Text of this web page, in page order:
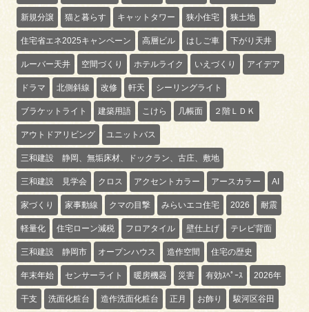
新規分譲 猫と暮らす キャットタワー 狭小住宅 狭土地
住宅省エネ2025キャンペーン 高層ビル はしご車 下がり天井
ルーバー天井 空間づくり ホテルライク いえづくり アイデア
ドラマ 北側斜線 改修 軒天 シーリングライト
ブラケットライト 建築用語 こけら 几帳面 ２階ＬＤＫ
アウトドアリビング ユニットバス
三和建設 静岡、無垢床材、ドックラン、古庄、敷地
三和建設 見学会 クロス アクセントカラー アースカラー AI
家づくり 家事動線 クマの目撃 みらいエコ住宅 2026 耐震
軽量化 住宅ローン減税 フロアタイル 壁仕上げ テレビ背面
三和建設 静岡市 オープンハウス 造作空間 住宅の歴史
年末年始 センサーライト 暖房機器 災害 有効ｽﾍﾟｰｽ 2026年
干支 洗面化粧台 造作洗面化粧台 正月 お飾り 駿河区谷田